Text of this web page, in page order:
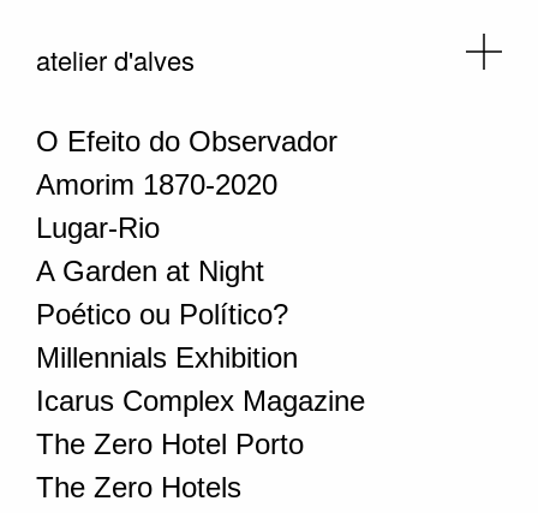
atelier d'alves
O Efeito do Observador
Amorim 1870-2020
Lugar-Rio
A Garden at Night
Poético ou Político?
Millennials Exhibition
Icarus Complex Magazine
The Zero Hotel Porto
The Zero Hotels